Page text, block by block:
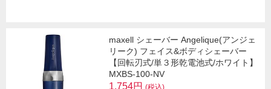
maxell シェーバー Angelique(アンジェ
リーク) フェイス&ボディシェーバー
【回転刃式/単３形乾電池式/ホワイト】
MXBS-100-NV
1,754円